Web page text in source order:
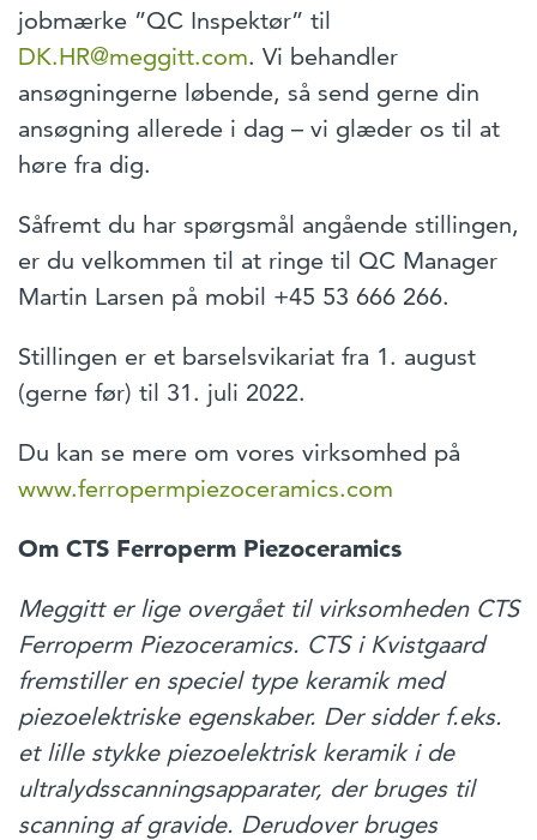
jobmærke ”QC Inspektør” til
DK.HR@meggitt.com. Vi behandler
ansøgningerne løbende, så send gerne din
ansøgning allerede i dag – vi glæder os til at
høre fra dig.
Såfremt du har spørgsmål angående stillingen,
er du velkommen til at ringe til QC Manager
Martin Larsen på mobil +45 53 666 266.
Stillingen er et barselsvikariat fra 1. august
(gerne før) til 31. juli 2022.
Du kan se mere om vores virksomhed på
www.ferropermpiezoceramics.com
Om CTS Ferroperm Piezoceramics
Meggitt er lige overgået til virksomheden CTS
Ferroperm Piezoceramics. CTS i Kvistgaard
fremstiller en speciel type keramik med
piezoelektriske egenskaber. Der sidder f.eks.
et lille stykke piezoelektrisk keramik i de
ultralydsscanningsapparater, der bruges til
scanning af gravide. Derudover bruges